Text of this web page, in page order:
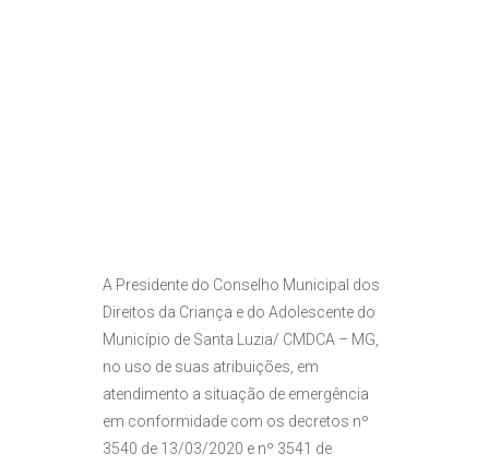
A Presidente do Conselho Municipal dos
Direitos da Criança e do Adolescente do
Município de Santa Luzia/ CMDCA – MG,
no uso de suas atribuições, em
atendimento a situação de emergência
em conformidade com os decretos nº
3540 de 13/03/2020 e nº 3541 de